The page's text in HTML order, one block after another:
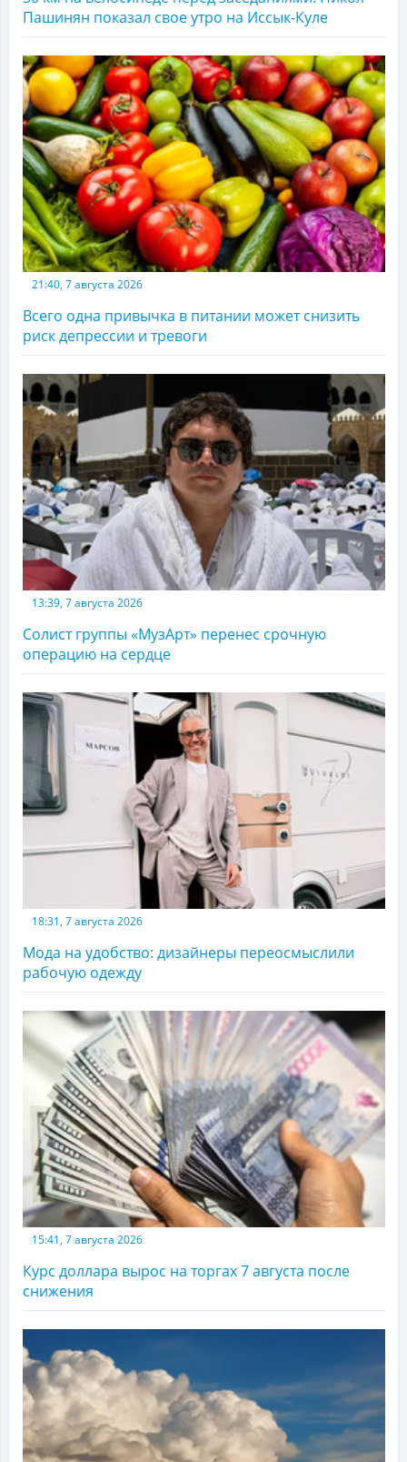
Пашинян показал свое утро на Иссык-Куле
21:40, 7 августа 2026
Всего одна привычка в питании может снизить
риск депрессии и тревоги
13:39, 7 августа 2026
Солист группы «МузАрт» перенес срочную
операцию на сердце
18:31, 7 августа 2026
Мода на удобство: дизайнеры переосмыслили
рабочую одежду
15:41, 7 августа 2026
Курс доллара вырос на торгах 7 августа после
снижения